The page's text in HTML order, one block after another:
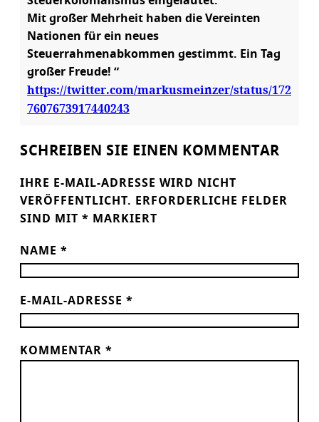
Mit großer Mehrheit haben die Vereinten
Nationen für ein neues
Steuerrahmenabkommen gestimmt. Ein Tag
großer Freude! “
https://twitter.com/markusmeinzer/status/172
7607673917440243
SCHREIBEN SIE EINEN KOMMENTAR
IHRE E-MAIL-ADRESSE WIRD NICHT
VERÖFFENTLICHT.
ERFORDERLICHE FELDER
SIND MIT * MARKIERT
NAME *
E-MAIL-ADRESSE *
KOMMENTAR *